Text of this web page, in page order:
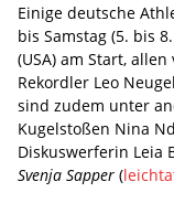
Einige deutsche
bis Samstag (5. bis
(USA) am Start,
Rekordler Leo
sind zudem unter
Kugelstoßen Nina
Diskuswerferin Leia
Svenja Sapper (